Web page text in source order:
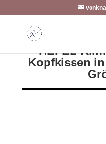
HEFEL
Kopfkissen